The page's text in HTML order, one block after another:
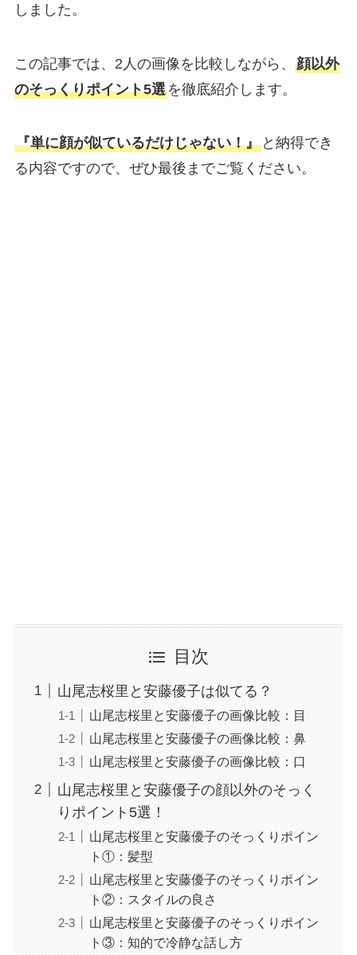
しました。
この記事では、2人の画像を比較しながら、 顔以外
のそっくりポイント5選を徹底紹介します。
『単に顔が似ているだけじゃない！』と納得でき
る内容ですので、ぜひ最後までご覧ください。
目次
山尾志桜里と安藤優子は似てる？
山尾志桜里と安藤優子の画像比較：目
山尾志桜里と安藤優子の画像比較：鼻
山尾志桜里と安藤優子の画像比較：口
山尾志桜里と安藤優子の顔以外のそっく
りポイント5選！
山尾志桜里と安藤優子のそっくりポイン
ト①：髪型
山尾志桜里と安藤優子のそっくりポイン
ト②：スタイルの良さ
山尾志桜里と安藤優子のそっくりポイン
ト③：知的で冷静な話し方